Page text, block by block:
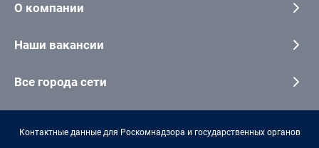
О компании
Наши вакансии
Все города сети
Контактные данные для Роскомнадзора и государственных органов